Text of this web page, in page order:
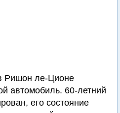
Ришон ле-Ционе
автомобиль. 60-летний
его состояние